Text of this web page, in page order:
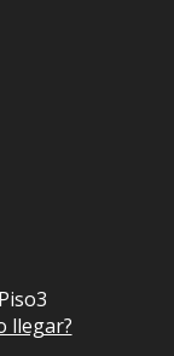
llegar?